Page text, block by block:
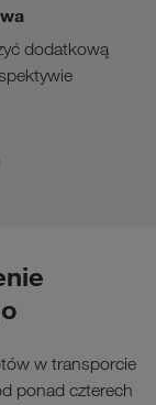
dodatkową
w transporcie
ponad czterech